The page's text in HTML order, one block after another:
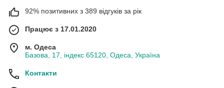
92% позитивних з 389 відгуків за рік
Працює з 17.01.2020
м. Одеса
Базова, 17, індекс 65120, Одеса, Україна
Контакти